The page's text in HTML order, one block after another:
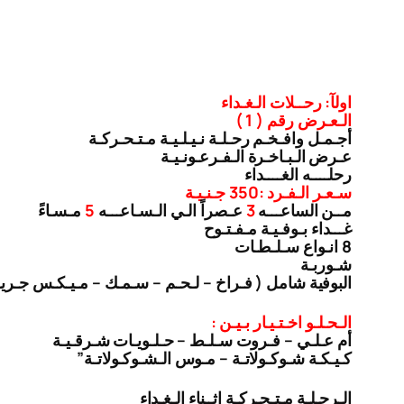
اولآ: رحــلات الـغـداء
الـعـرض رقم ( 1 )
أجـمـل وافـخـم رحـلـة نـيـلـيـة مـتـحـركـة
عـرض الـبـاخـرة الـفـرعـونـيـة
رحلــــه الغــــداء
سـعـر الـفـرد :350 جـنـيـة
مــن الساعـــه3 عـصراً الـي الـسـاعـــه 5 مـسـاءً
غـــداء بـوفـيـة مـفـتـوح
8 انـواع سـلـطـات
شـوربـة
البوفية شامل ( فـراخ – لـحـم – سـمـك – مـيـكـس
الـحـلـو اخـتـيـار بـيـن :
أم عـلـي – فـروت سـلـط – حـلـويـات شـرقـيـة
كـيـكـة شـوكـولاتـة – مـوس الـشـوكـولاتـة”
الـرحـلـة مـتـحـركـة اثــناء الـغـداء